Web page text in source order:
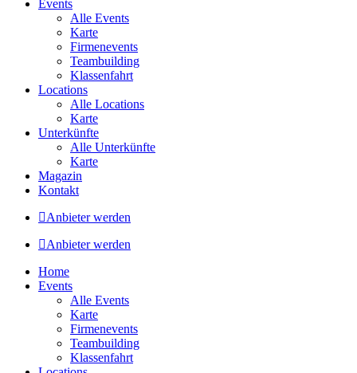
Events
Alle Events
Karte
Firmenevents
Teambuilding
Klassenfahrt
Locations
Alle Locations
Karte
Unterkünfte
Alle Unterkünfte
Karte
Magazin
Kontakt
Anbieter werden
Anbieter werden
Home
Events
Alle Events
Karte
Firmenevents
Teambuilding
Klassenfahrt